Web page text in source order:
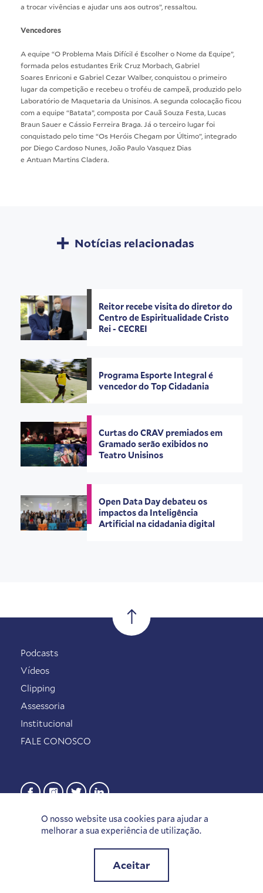
a trocar vivências e ajudar uns aos outros”, ressaltou.
Vencedores
A equipe “O Problema Mais Difícil é Escolher o Nome da Equipe”,
formada pelos estudantes Erik Cruz Morbach, Gabriel
Soares Enriconi e Gabriel Cezar Walber, conquistou o primeiro
lugar da competição e recebeu o troféu de campeã, produzido pelo
Laboratório de Maquetaria da Unisinos. A segunda colocação ficou
com a equipe “Batata”, composta por Cauã Souza Festa, Lucas
Braun Sauer e Cássio Ferreira Braga. Já o terceiro lugar foi
conquistado pelo time “Os Heróis Chegam por Último”, integrado
por Diego Cardoso Nunes, João Paulo Vasquez Dias
e Antuan Martins Cladera.
Notícias relacionadas
Reitor recebe visita do diretor do
Centro de Espiritualidade Cristo
Rei - CECREI
Programa Esporte Integral é
vencedor do Top Cidadania
Curtas do CRAV premiados em
Gramado serão exibidos no
Teatro Unisinos
Open Data Day debateu os
impactos da Inteligência
Artificial na cidadania digital
O nosso website usa cookies para ajudar a
melhorar a sua experiência de utilização.
Aceitar
Podcasts
Vídeos
Clipping
Assessoria
Institucional
FALE CONOSCO